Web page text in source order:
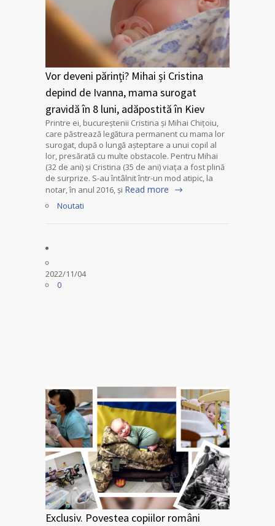
Vor deveni părinți? Mihai și Cristina
depind de Ivanna, mama surogat
gravidă în 8 luni, adăpostită în Kiev
Printre ei, bucureştenii Cristina şi Mihai Chiţoiu,
care păstrează legătura permanent cu mama lor
surogat, după o lungă aşteptare a unui copil al
lor, presărată cu multe obstacole. Pentru Mihai
(32 de ani) şi Cristina (35 de ani) viaţa a fost plină
de surprize. S-au întâlnit într-un mod atipic, la
notar, în anul 2016, şi Read more
Noutati
2022/11/04
0
Exclusiv. Povestea copiilor români